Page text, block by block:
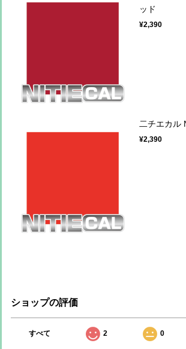
ッド
¥2,390
二チエカ
¥2,390
ショップの評価
すべて 2 0